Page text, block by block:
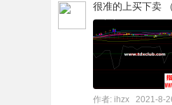
码
很准的上买下卖
作者: ihzx 2021-8-